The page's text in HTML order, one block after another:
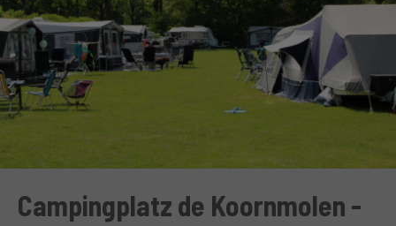
Campingplatz de Koornmolen -